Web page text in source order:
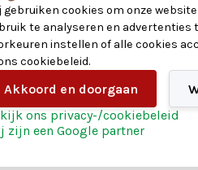
voor een zeer echte uitstraling.–
De bomen zijn EN71-2
PE/Harde naald & PVC/
gebruiken cookies om onze
te analyseren en advertenties
instellen of alle cookies
cookiebeleid.
Akkoord en doorgaan
ons privacy-/cookiebeleid
zijn een Google partner